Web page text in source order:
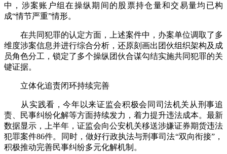
中，涉案账户组在操纵期间的股票持仓量和交易量均已构
成“情节严重”情形。
在共同犯罪的认定方面，上述案件中，办案单位调取了多
维度涉案信息并进行综合分析，还原刻画出团伙组织架构及成
员角色分工，锁定了多个操纵团伙合谋勾结实施共同犯罪的关
键证据。
立体化追责闭环持续完善
从实践看，今年以来证监会积极会同司法机关从刑事追
责、民事纠纷化解等方面持续发力，着力提升违法成本。最新
数据显示，上半年，证监会向公安机关移送涉嫌证券期货违法
犯罪案件86件。同时，做好行政执法与刑事司法“双向衔接”，
积极推动完善民事纠纷多元化解机制。